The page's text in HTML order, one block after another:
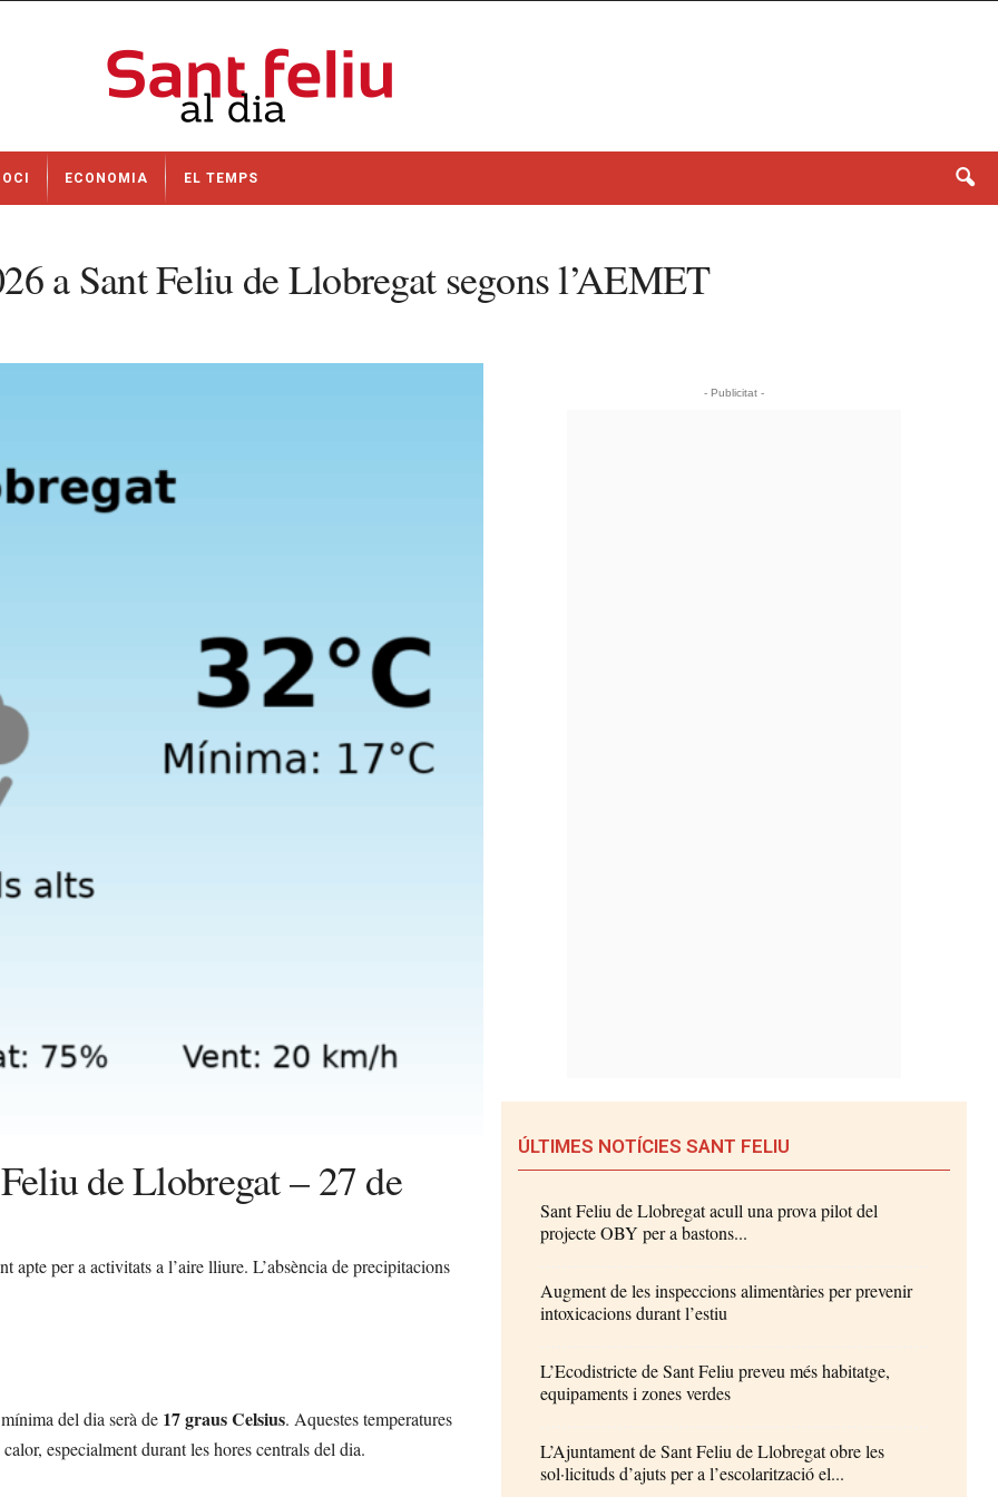
OCI ECONOMIA EL TEMPS
a Sant Feliu de Llobregat segons l’AEMET
de Llobregat – 27 de
apte per a activitats a l’aire lliure. L’absència de precipitacions
del dia serà de 17 graus Celsius. Aquestes temperatures
especialment durant les hores centrals del dia.
- Publicitat -
ÚLTIMES NOTÍCIES SANT FELIU
Sant Feliu de Llobregat acull una prova pilot del
projecte OBY per a bastons...
Augment de les inspeccions alimentàries per prevenir
intoxicacions durant l’estiu
L’Ecodistricte de Sant Feliu preveu més habitatge,
equipaments i zones verdes
L’Ajuntament de Sant Feliu de Llobregat obre les
sol·licituds d’ajuts per a l’escolarització el...